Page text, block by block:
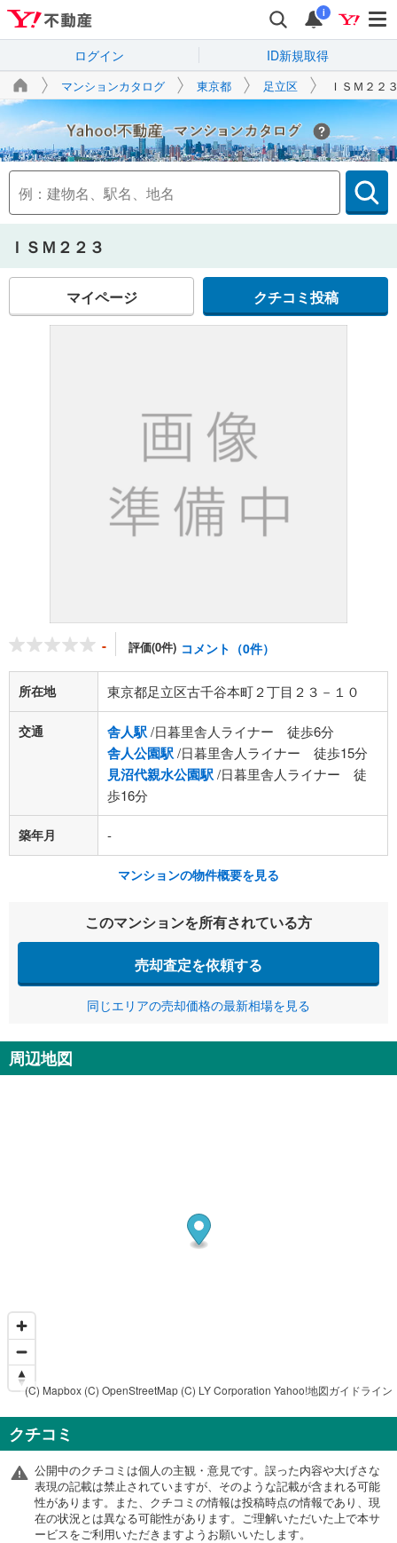
i
ログイン ID新規取得
マンションカタログ 東京都 足立区 ＩＳＭ２２
Yahoo!不動産
ＩＳＭ２２３
マイページ クチコミ投稿
- 評価(0件) コメント（0件）
所在地 東京都足立区古千谷本町２丁目２３－１０
交通 舎人駅/日暮里舎人ライナー 徒歩6分
舎人公園駅/日暮里舎人ライナー 徒歩15分
見沼代親水公園駅/日暮里舎人ライナー 徒
歩16分
築年月 -
マンションの物件概要を見る
このマンションを所有されている方
売却査定を依頼する
同じエリアの売却価格の最新相場を見る
周辺地図
(C) Mapbox (C) OpenStreetMap (C) LY Corporation Yahoo!地図ガイドライン
クチコミ
公開中のクチコミは個人の主観・意見です。誤った内容や大げさな
表現の記載は禁止されていますが、そのような記載が含まれる可能
性があります。また、クチコミの情報は投稿時点の情報であり、現
在の状況とは異なる可能性があります。ご理解いただいた上で本サ
ービスをご利用いただきますようお願いいたします。